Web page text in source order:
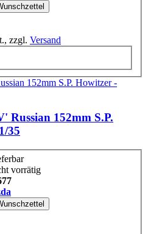
zzgl. Versand
Russian 152mm S.P.
35
vorrätig